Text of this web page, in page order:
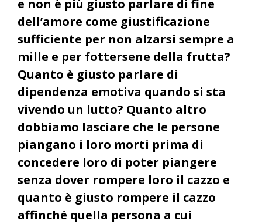
e non è più giusto parlare di fine
dell’amore come giustificazione
sufficiente per non alzarsi sempre a
mille e per fottersene della frutta?
Quanto è giusto parlare di
dipendenza emotiva quando si sta
vivendo un lutto? Quanto altro
dobbiamo lasciare che le persone
piangano i loro morti prima di
concedere loro di poter piangere
senza dover rompere loro il cazzo e
quanto è giusto rompere il cazzo
affinché quella persona a cui